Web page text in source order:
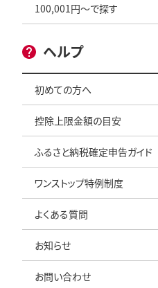
100,001円～で探す
ヘルプ
初めての方へ
控除上限金額の目安
ふるさと納税確定申告ガイド
ワンストップ特例制度
よくある質問
お知らせ
お問い合わせ